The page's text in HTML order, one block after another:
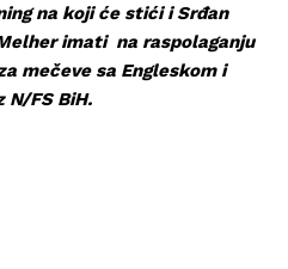
na koji će stići i Srđan
imati na raspolaganju
mečeve sa Engleskom i
N/FS BiH.